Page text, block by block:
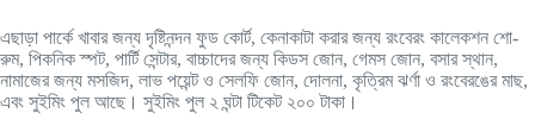
এছাড়া পার্কে খাবার জন্য দৃষ্টিনন্দন ফুড কোর্ট, কেনাকাটা করার জন্য রংবেরং কালেকশন শো-
রুম, পিকনিক স্পট, পার্টি সেন্টার, বাচ্চাদের জন্য কিডস জোন, গেমস জোন, বসার স্থান,
নামাজের জন্য মসজিদ, লাভ পয়েন্ট ও সেলফি জোন, দোলনা, কৃত্রিম ঝর্ণা ও রংবেরঙের মাছ,
এবং সুইমিং পুল আছে। সুইমিং পুল ২ ঘন্টা টিকেট ২০০ টাকা।